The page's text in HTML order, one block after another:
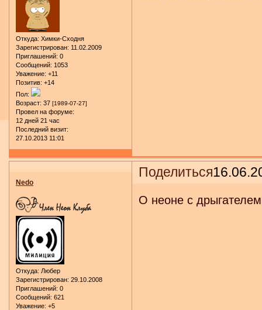
Откуда: Химки-Сходня
Зарегистрирован: 11.02.2009
Приглашений: 0
Сообщений: 1053
Уважение: +11
Позитив: +14
Пол:
Возраст: 37 [1989-07-27]
Провел на форуме:
12 дней 21 час
Последний визит:
27.10.2013 11:01
Поделиться
Nedo
Откуда: Любер
Зарегистрирован: 29.10.2008
Приглашений: 0
Сообщений: 621
Уважение: +5
О неоне с